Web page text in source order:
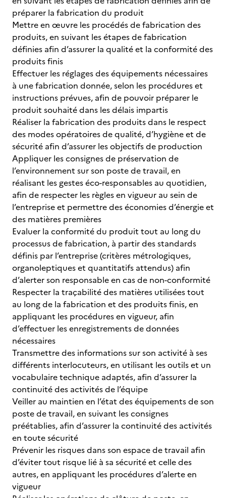
préparer la fabrication du produit
Mettre en œuvre les procédés de fabrication des
produits, en suivant les étapes de fabrication
définies afin d’assurer la qualité et la conformité des
produits finis
Effectuer les réglages des équipements nécessaires
à une fabrication donnée, selon les procédures et
instructions prévues, afin de pouvoir préparer le
produit souhaité dans les délais impartis
Réaliser la fabrication des produits dans le respect
des modes opératoires de qualité, d’hygiène et de
sécurité afin d’assurer les objectifs de production
Appliquer les consignes de préservation de
l’environnement sur son poste de travail, en
réalisant les gestes éco-responsables au quotidien,
afin de respecter les règles en vigueur au sein de
l’entreprise et permettre des économies d’énergie et
des matières premières
Evaluer la conformité du produit tout au long du
processus de fabrication, à partir des standards
définis par l’entreprise (critères métrologiques,
organoleptiques et quantitatifs attendus) afin
d’alerter son responsable en cas de non-conformité
Respecter la traçabilité des matières utilisées tout
au long de la fabrication et des produits finis, en
appliquant les procédures en vigueur, afin
d’effectuer les enregistrements de données
nécessaires
Transmettre des informations sur son activité à ses
différents interlocuteurs, en utilisant les outils et un
vocabulaire technique adaptés, afin d’assurer la
continuité des activités de l’équipe
Veiller au maintien en l’état des équipements de son
poste de travail, en suivant les consignes
préétablies, afin d’assurer la continuité des activités
en toute sécurité
Prévenir les risques dans son espace de travail afin
d’éviter tout risque lié à sa sécurité et celle des
autres, en appliquant les procédures d’alerte en
vigueur